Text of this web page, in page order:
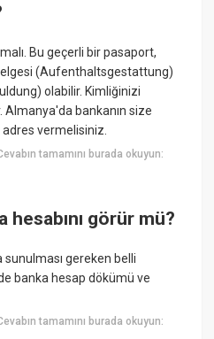
Bu geçerli bir pasaport,
(Aufenthaltsgestattung)
olabilir. Kimliğinizi
Almanya'da bankanın size
vermelisiniz.
tamamını burada okuyun:
görür mü?
gereken belli
banka hesap dökümü ve
tamamını burada okuyun: